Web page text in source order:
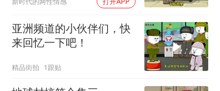
亚洲频道的小伙伴们，快
来回忆一下吧！
精品街拍 1跟贴